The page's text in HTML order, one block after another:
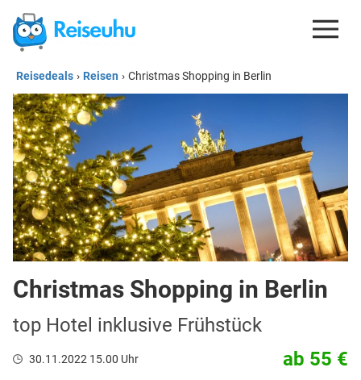
REISEDEALS
GUTSCHEINE
KREDITKARTEN
ESIM
REISEBLOG
Reisedeals › Reisen › Christmas Shopping in Berlin
Christmas Shopping in Berlin
top Hotel inklusive Frühstück
30.11.2022 15.00 Uhr ab 55 €